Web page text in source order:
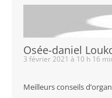
Osée-daniel
3 février 2021 à 10 h 16
Meilleurs conseils